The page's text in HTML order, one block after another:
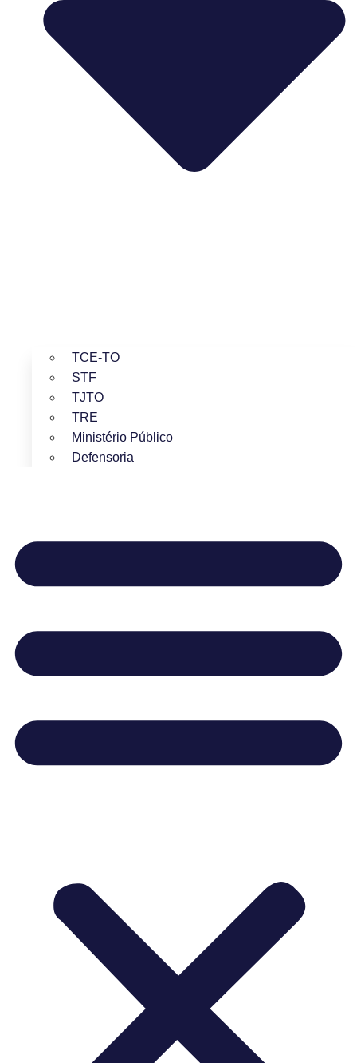
TCE-TO
STF
TJTO
TRE
Ministério Público
Defensoria